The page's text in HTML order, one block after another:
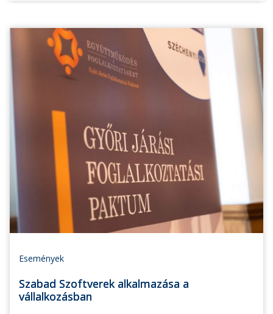
Események
Szabad Szoftverek alkalmazása a
vállalkozásban